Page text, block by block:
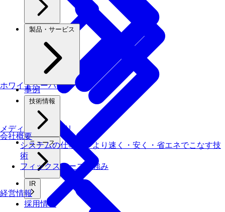
ホワイトペーパー
メディアライブラリ
製品・サービス
事例
技術情報
ニュース
IR
採用情報
会社概要
システムの仕事を、より速く・安く・省エネでこなす技
術
フィックスターズの​強み
経営情報